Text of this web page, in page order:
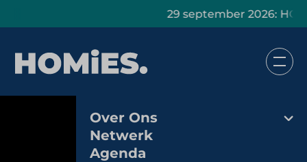
29 september 2026: HOMiES
Over Ons
Netwerk
Agenda